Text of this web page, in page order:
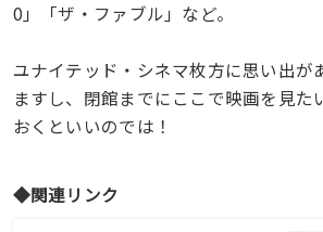
0」「ザ・ファブル」など。
ユナイテッド・シネマ枚方に思い出が
ますし、閉館までにここで映画を見た
おくといいのでは！
◆関連リンク